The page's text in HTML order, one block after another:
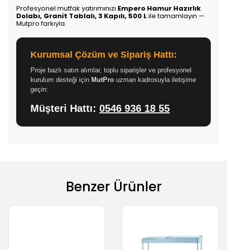
Profesyonel mutfak yatırımınızı Empero Hamur Hazırlık
Dolabı, Granit Tablalı, 3 Kapılı, 500 L ile tamamlayın —
Mutpro farkıyla.
Kurumsal Çözüm ve Sipariş Hattı:
Proje bazlı satın alımlar, toplu siparişler ve profesyonel
kurulum desteği için MutPro uzman kadrosuyla iletişime
geçin:
Müşteri Hattı: 0546 936 18 55
Benzer Ürünler